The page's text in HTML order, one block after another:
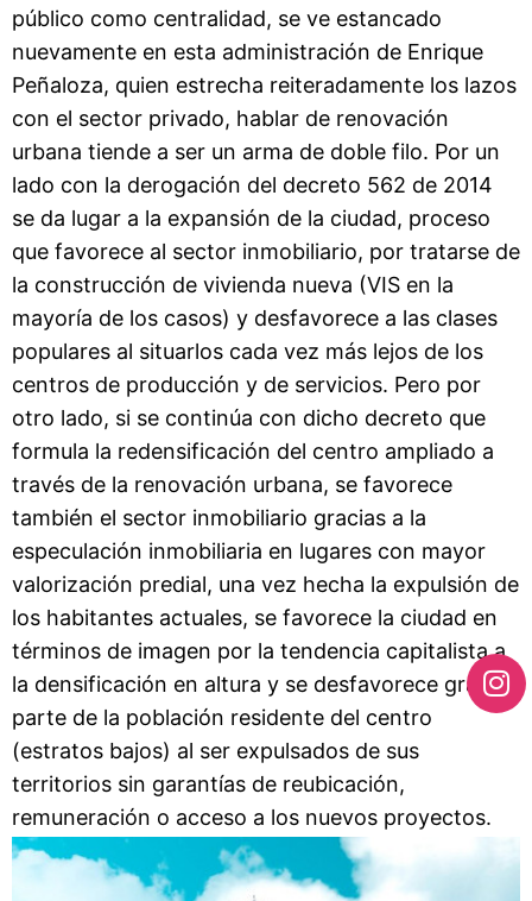
público como centralidad, se ve estancado
nuevamente en esta administración de Enrique
Peñaloza, quien estrecha reiteradamente los lazos
con el sector privado, hablar de renovación
urbana tiende a ser un arma de doble filo. Por un
lado con la derogación del decreto 562 de 2014
se da lugar a la expansión de la ciudad, proceso
que favorece al sector inmobiliario, por tratarse de
la construcción de vivienda nueva (VIS en la
mayoría de los casos) y desfavorece a las clases
populares al situarlos cada vez más lejos de los
centros de producción y de servicios. Pero por
otro lado, si se continúa con dicho decreto que
formula la redensificación del centro ampliado a
través de la renovación urbana, se favorece
también el sector inmobiliario gracias a la
especulación inmobiliaria en lugares con mayor
valorización predial, una vez hecha la expulsión de
los habitantes actuales, se favorece la ciudad en
términos de imagen por la tendencia capitalista a
la densificación en altura y se desfavorece gran
parte de la población residente del centro
(estratos bajos) al ser expulsados de sus
territorios sin garantías de reubicación,
remuneración o acceso a los nuevos proyectos.